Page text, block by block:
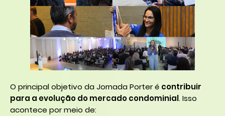
O principal objetivo da Jornada Porter é contribuir
para a evolução do mercado condominial. Isso
acontece por meio de: